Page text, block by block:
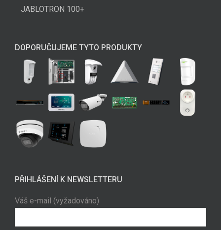
JABLOTRON 100+
DOPORUČUJEME TYTO PRODUKTY
PŘIHLÁŠENÍ K NEWSLETTERU
Váš e-mail (vyžadováno)